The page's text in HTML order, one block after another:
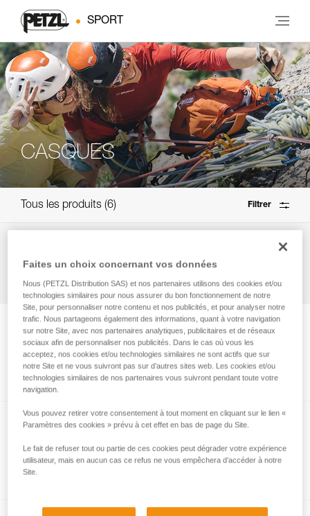
SPORT
CASQUES
Tous les produits 6 Filtrer
SIROCCO®
Casque ultra-léger pour l'escalade et
l'alpinisme
NEW
METEOR
Casque léger pour l’escalade et
Faites un choix concernant vos données
Nous (PETZL Distribution SAS) et nos partenaires utilisons des cookies et/ou
technologies similaires pour nous assurer du bon fonctionnement de notre
Site, pour personnaliser notre contenu et nos publicités, et pour analyser notre
trafic. Nous partageons également des informations, quant à votre navigation
sur notre Site, avec nos partenaires analytiques, publicitaires et de réseaux
sociaux afin de personnaliser nos publicités. Dans le cas où vous les
acceptez, nos cookies et/ou technologies similaires ne sont actifs que sur
notre Site et ne vous suivront pas sur d’autres sites web. Les cookies et/ou
technologies similaires de nos partenaires vous suivront pendant toute votre
navigation.
Vous pouvez retirer votre consentement à tout moment en cliquant sur le lien «
Paramètres des cookies » prévu à cet effet en bas de page du Site.
Le fait de refuser tout ou partie de ces cookies peut dégrader votre expérience
utilisateur, mais en aucun cas ce refus ne vous empêchera d’accéder à notre
Site.